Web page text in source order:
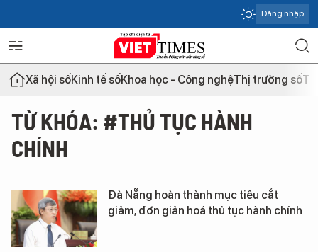
Đăng nhập
Xã hội sốKinh tế sốKhoa học - Công nghệThị trường số
TỪ KHÓA: #THỦ TỤC HÀNH
CHÍNH
Đà Nẵng hoàn thành mục tiêu cắt
giảm, đơn giản hoá thủ tục hành chính